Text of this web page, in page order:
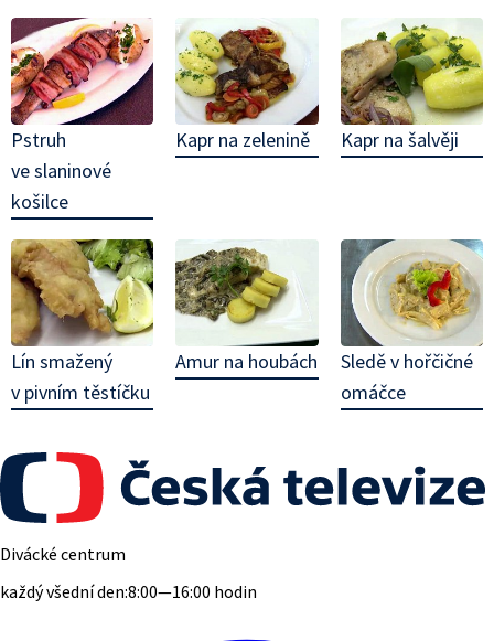
Pstruh
ve slaninové
košilce
Kapr na zelenině Kapr na šalvěji
Lín smažený
v pivním těstíčku
Amur na houbách
Sledě v hořčičné
omáčce